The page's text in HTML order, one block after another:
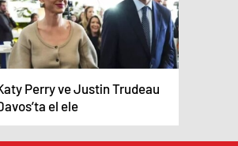
Perry ve Justin Trudeau
el ele